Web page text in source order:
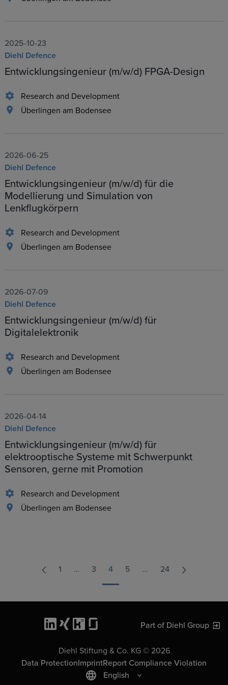
2025-10-23
Diehl Defence
Entwicklungsingenieur (m/w/d) FPGA-Design
Research and Development
Überlingen am Bodensee
2026-06-25
Diehl Defence
Entwicklungsingenieur (m/w/d) für die
Modellierung und Simulation von
Lenkflugkörpern
Research and Development
Überlingen am Bodensee
2026-07-09
Diehl Defence
Entwicklungsingenieur (m/w/d) für
Digitalelektronik
Research and Development
Überlingen am Bodensee
2026-04-14
Diehl Defence
Entwicklungsingenieur (m/w/d) für
elektrooptische Systeme mit Schwerpunkt
Sensoren, gerne mit Promotion
Research and Development
Überlingen am Bodensee
1 … 3 4 5 … 24
Part of Diehl Group
Diehl Stiftung & Co. KG © 2026
Data ProtectionImprintReport Compliance Violation
English